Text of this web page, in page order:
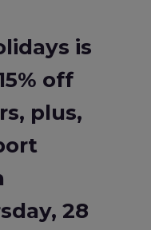
is
off
plus,
28